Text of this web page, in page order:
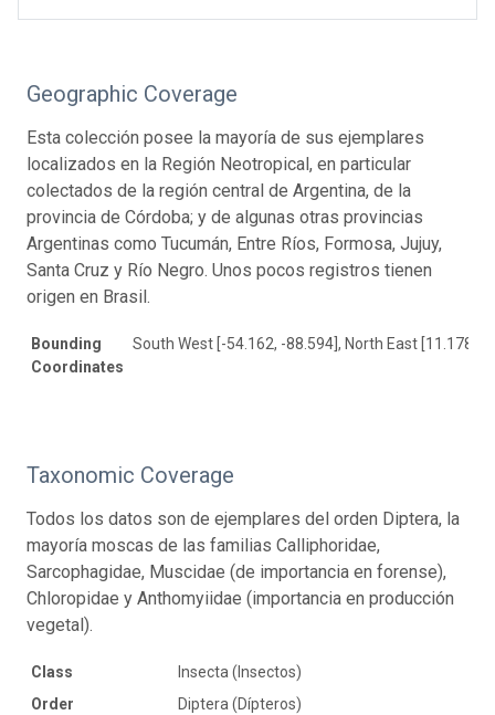
Geographic Coverage
Esta colección posee la mayoría de sus ejemplares
localizados en la Región Neotropical, en particular
colectados de la región central de Argentina, de la
provincia de Córdoba; y de algunas otras provincias
Argentinas como Tucumán, Entre Ríos, Formosa, Jujuy,
Santa Cruz y Río Negro. Unos pocos registros tienen
origen en Brasil.
Bounding
Coordinates
South West [-54.162, -88.594], North East [11.178, -
Taxonomic Coverage
Todos los datos son de ejemplares del orden Diptera, la
mayoría moscas de las familias Calliphoridae,
Sarcophagidae, Muscidae (de importancia en forense),
Chloropidae y Anthomyiidae (importancia en producción
vegetal).
Class
Insecta (Insectos)
Order
Diptera (Dípteros)